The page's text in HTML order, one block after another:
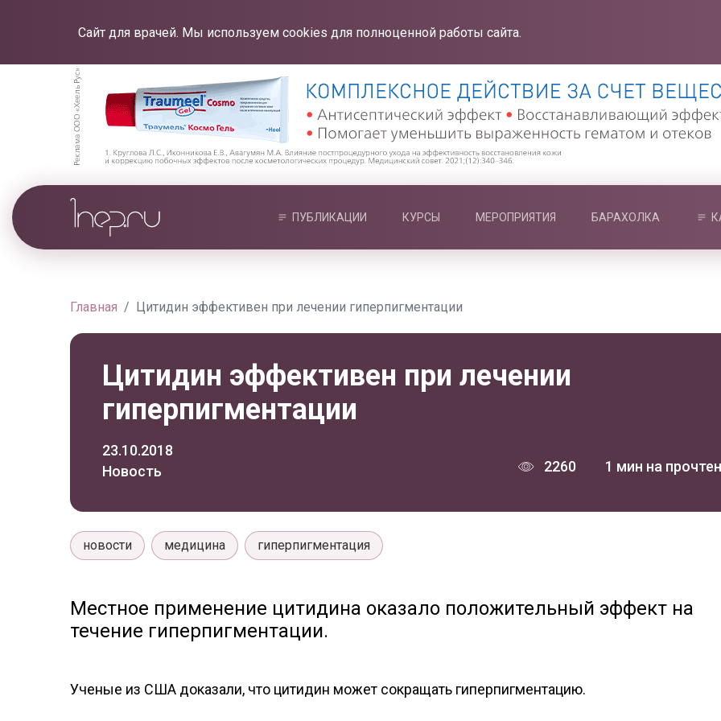
Сайт для врачей. Мы используем cookies для полноценной работы сайта.
ПУБЛИКАЦИИ КУРСЫ МЕРОПРИЯТИЯ БАРАХОЛКА
Главная Цитидин эффективен при лечении гиперпигментации
Цитидин эффективен при лечении
гиперпигментации
23.10.2018
Новость
2260 1 мин на
новости медицина гиперпигментация
Местное применение цитидина оказало положительный эффект на
течение гиперпигментации.
Ученые из США доказали, что цитидин может сокращать гиперпигментацию.